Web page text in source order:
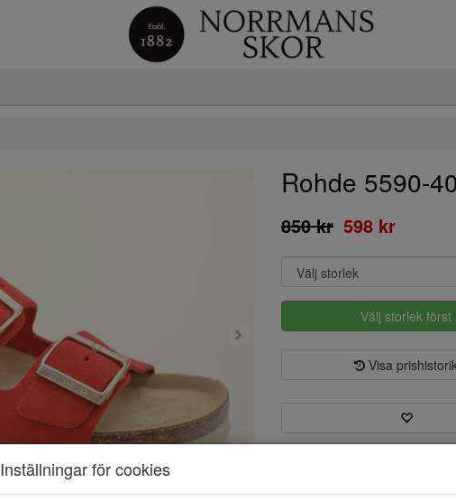
Rohde 5590-
850 kr 598 kr
Välj storlek först
Visa
EAN: 4064304382817
Inställningar för cookies